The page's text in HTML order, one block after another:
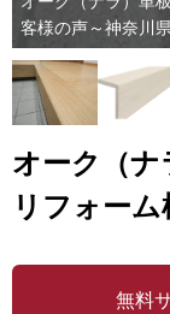
客様の声～神奈川
オーク（
リフォーム
無料